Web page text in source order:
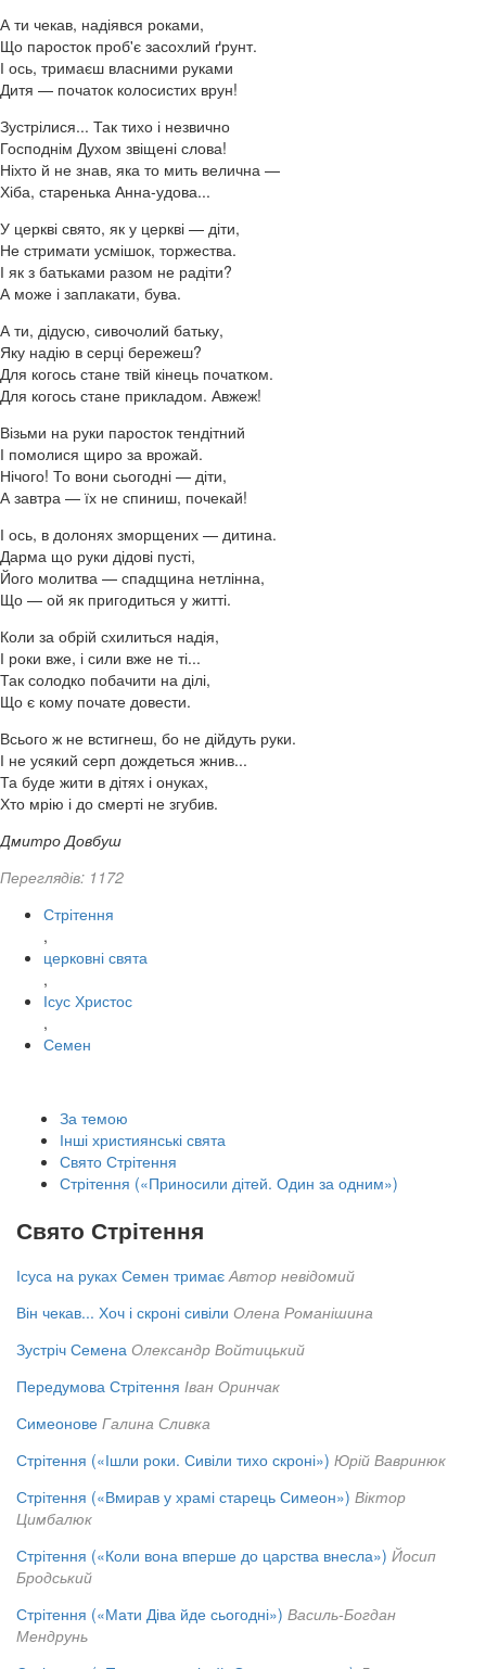
А ти чекав, надіявся роками,
Що паросток проб'є засохлий ґрунт.
І ось, тримаєш власними руками
Дитя — початок колосистих врун!
Зустрілися... Так тихо і незвично
Господнім Духом звіщені слова!
Ніхто й не знав, яка то мить велична —
Хіба, старенька Анна-удова...
У церкві свято, як у церкві — діти,
Не стримати усмішок, торжества.
І як з батьками разом не радіти?
А може і заплакати, бува.
А ти, дідусю, сивочолий батьку,
Яку надію в серці бережеш?
Для когось стане твій кінець початком.
Для когось стане прикладом. Авжеж!
Візьми на руки паросток тендітний
І помолися щиро за врожай.
Нічого! То вони сьогодні — діти,
А завтра — їх не спиниш, почекай!
І ось, в долонях зморщених — дитина.
Дарма що руки дідові пусті,
Його молитва — спадщина нетлінна,
Що — ой як пригодиться у житті.
Коли за обрій схилиться надія,
І роки вже, і сили вже не ті...
Так солодко побачити на ділі,
Що є кому почате довести.
Всього ж не встигнеш, бо не дійдуть руки.
І не усякий серп дождеться жнив...
Та буде жити в дітях і онуках,
Хто мрію і до смерті не згубив.
Дмитро Довбуш
Переглядів: 1172
Стрітення
,
церковні свята
,
Ісус Христос
,
Семен
За темою
Інші християнські свята
Свято Стрітення
Стрітення («Приносили дітей. Один за одним»)
Свято Стрітення
Ісуса на руках Семен тримає Автор невідомий
Він чекав... Хоч і скроні сивіли Олена Романішина
Зустріч Семена Олександр Войтицький
Передумова Стрітення Іван Оринчак
Симеонове Галина Сливка
Стрітення («Ішли роки. Сивіли тихо скроні») Юрій Вавринюк
Стрітення («Вмирав у храмі старець Симеон») Віктор
Цимбалюк
Стрітення («Коли вона вперше до царства внесла») Йосип
Бродський
Стрітення («Мати Діва йде сьогодні») Василь-Богдан
Мендрунь